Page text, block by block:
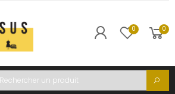
0 0
menu